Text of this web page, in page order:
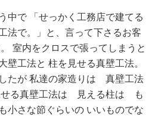
中で「せっかく工務店で建てる
で。」と、言って下さるお客
室内をクロスで張ってしまうと
壁工法と 柱を見せる真壁工法。
たが私達の家造りは 真壁工法
せる真壁工法は 見える柱は も
小さな節ぐらいのいいものでな